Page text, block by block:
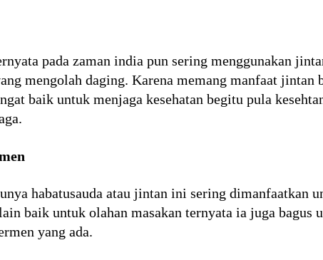
pada zaman india pun sering menggunakan
mengolah daging. Karena memang manfaat jintan
baik untuk menjaga kesehatan begitu pula
habatusauda atau jintan ini sering dimanfaatkan
baik untuk olahan masakan ternyata ia juga bagus
yang ada.